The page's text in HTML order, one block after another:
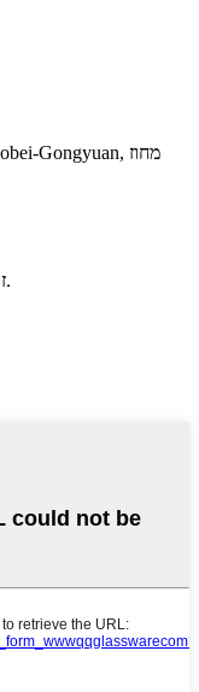
© זכויות יוצרים 20192020: כל הזכויות שמורות.